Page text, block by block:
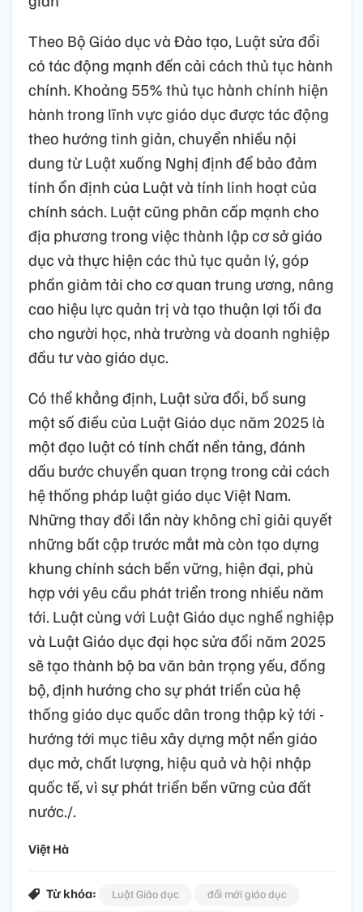
Theo Bộ Giáo dục và Đào tạo, Luật sửa đổi
có tác động mạnh đến cải cách thủ tục hành
chính. Khoảng 55% thủ tục hành chính hiện
hành trong lĩnh vực giáo dục được tác động
theo hướng tinh giản, chuyển nhiều nội
dung từ Luật xuống Nghị định để bảo đảm
tính ổn định của Luật và tính linh hoạt của
chính sách. Luật cũng phân cấp mạnh cho
địa phương trong việc thành lập cơ sở giáo
dục và thực hiện các thủ tục quản lý, góp
phần giảm tải cho cơ quan trung ương, nâng
cao hiệu lực quản trị và tạo thuận lợi tối đa
cho người học, nhà trường và doanh nghiệp
đầu tư vào giáo dục.
Có thể khẳng định, Luật sửa đổi, bổ sung
một số điều của Luật Giáo dục năm 2025 là
một đạo luật có tính chất nền tảng, đánh
dấu bước chuyển quan trọng trong cải cách
hệ thống pháp luật giáo dục Việt Nam.
Những thay đổi lần này không chỉ giải quyết
những bất cập trước mắt mà còn tạo dựng
khung chính sách bền vững, hiện đại, phù
hợp với yêu cầu phát triển trong nhiều năm
tới. Luật cùng với Luật Giáo dục nghề nghiệp
và Luật Giáo dục đại học sửa đổi năm 2025
sẽ tạo thành bộ ba văn bản trọng yếu, đồng
bộ, định hướng cho sự phát triển của hệ
thống giáo dục quốc dân trong thập kỷ tới -
hướng tới mục tiêu xây dựng một nền giáo
dục mở, chất lượng, hiệu quả và hội nhập
quốc tế, vì sự phát triển bền vững của đất
nước./.
Việt Hà
Từ khóa: Luật Giáo dục
đổi mới giáo dục